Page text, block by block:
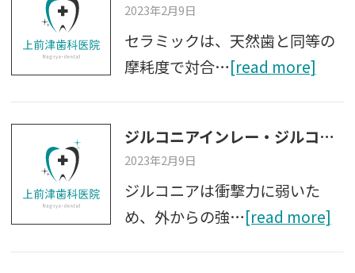
2023年2月9日
セラミックは、天然歯と同等の
摩耗度で対合…[read more]
ジルコニアインレー・ジルコニアクラウンを装着後の患者さま これからの注意点
2023年2月9日
ジルコニアは衝撃力に弱いた
め、外からの強…[read more]